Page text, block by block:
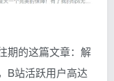
期的这篇文章：解
B站活跃用户高达